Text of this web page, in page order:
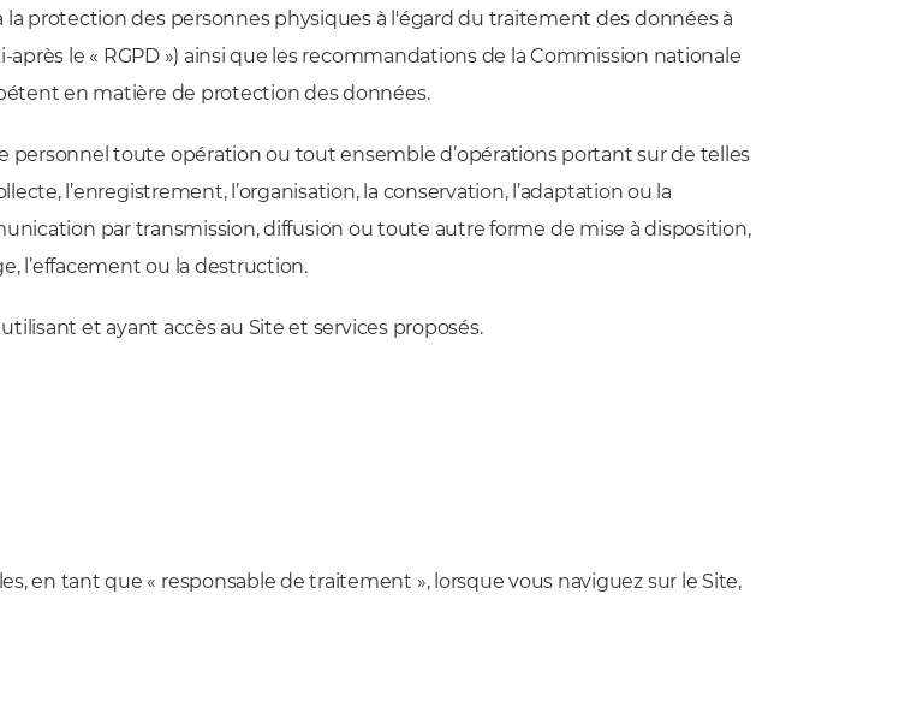
protection des personnes physiques à l'égard du traitement des données à
le « RGPD ») ainsi que les recommandations de la Commission nationale
en matière de protection des données.
toute opération ou tout ensemble d’opérations portant sur de telles
l’enregistrement, l’organisation, la conservation, l’adaptation ou la
par transmission, diffusion ou toute autre forme de mise à disposition,
l’effacement ou la destruction.
et ayant accès au Site et services proposés.
en tant que « responsable de traitement », lorsque vous naviguez sur le Site,